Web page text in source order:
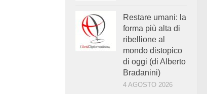
Restare umani: la
forma più alta di
ribellione al
mondo distopico
di oggi (di Alberto
Bradanini)
4 AGOSTO 2026